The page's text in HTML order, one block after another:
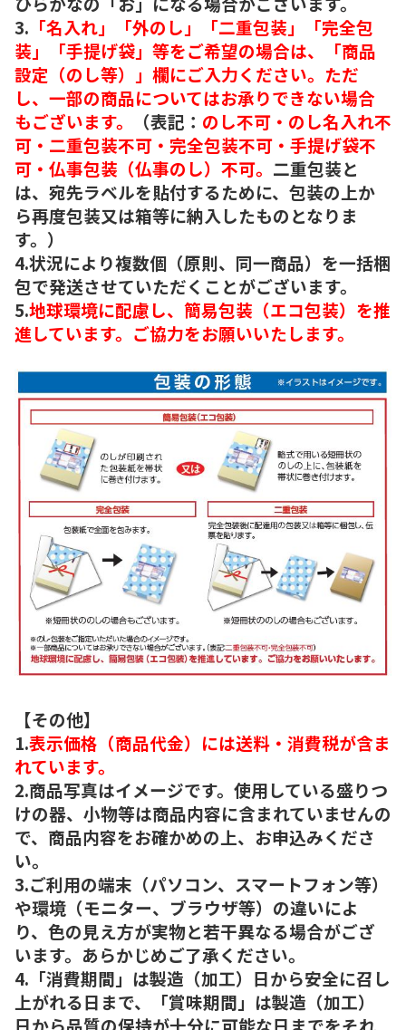
3. 「名入れ」「外のし」「二重包装」「完全包
装」「手提げ袋」等をご希望の場合は、「商品
設定（のし等）」欄にご入力ください。ただ
し、一部の商品についてはお承りできない場合
もございます。
（表記： のし不可・のし名入れ不
可・二重包装不可・完全包装不可・手提げ袋不
可・仏事包装（仏事のし）不可。 二重包装と
は、宛先ラベルを貼付するために、包装の上か
ら再度包装又は箱等に納入したものとなりま
す。）
4.状況により複数個（原則、同一商品）を一括梱
包で発送させていただくことがございます。
5.地球環境に配慮し、簡易包装（エコ包装）を推
進しています。ご協力をお願いいたします。
【その他】
1.表示価格（商品代金）には送料・消費税が含ま
れています。
2.商品写真はイメージです。使用している盛りつ
けの器、小物等は商品内容に含まれていませんの
で、商品内容をお確かめの上、お申込みくださ
い。
3.ご利用の端末（パソコン、スマートフォン等）
や環境（モニター、ブラウザ等）の違いによ
り、色の見え方が実物と若干異なる場合がござ
います。あらかじめご了承ください。
4.「消費期間」は製造（加工）日から安全に召し
上がれる日まで、「賞味期間」は製造（加工）